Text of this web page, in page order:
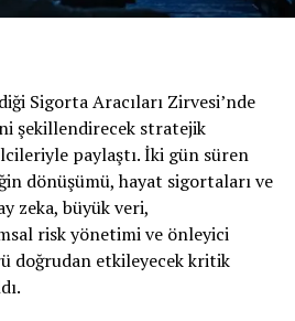
Sedan’ın 2021 model yılı
takas indirimi** sunuluyor.
sonuna kadar fiyat avantajı da
kredi kullananlar, sınırlı
Yeni Clio Joy 1.0 Sce 65 bg
2020 Model Yılı ZOE’de ise
avantajı yakalıyor.
Sigorta Aracıları Zirvesi’nde
şekillendirecek stratejik
paylaştı. İki gün süren
dönüşümü, hayat sigortaları ve
zeka, büyük veri,
risk yönetimi ve önleyici
doğrudan etkileyecek kritik